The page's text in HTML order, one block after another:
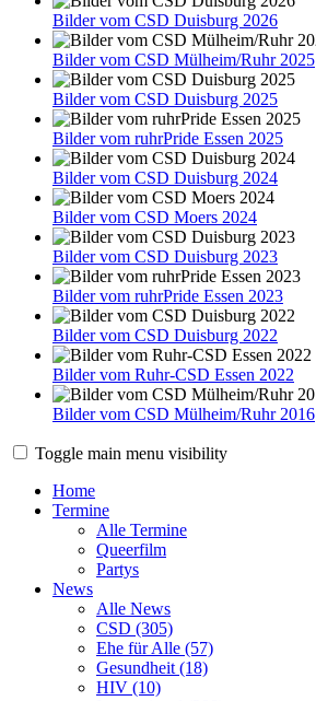
Bilder vom CSD Duisburg 2026
Bilder vom CSD Mülheim/Ruhr 2025
Bilder vom CSD Duisburg 2025
Bilder vom ruhrPride Essen 2025
Bilder vom CSD Duisburg 2024
Bilder vom CSD Moers 2024
Bilder vom CSD Duisburg 2023
Bilder vom ruhrPride Essen 2023
Bilder vom CSD Duisburg 2022
Bilder vom Ruhr-CSD Essen 2022
Bilder vom CSD Mülheim/Ruhr 2016
Toggle main menu visibility
Home
Termine
Alle Termine
Queerfilm
Partys
News
Alle News
CSD (305)
Ehe für Alle (57)
Gesundheit (18)
HIV (10)